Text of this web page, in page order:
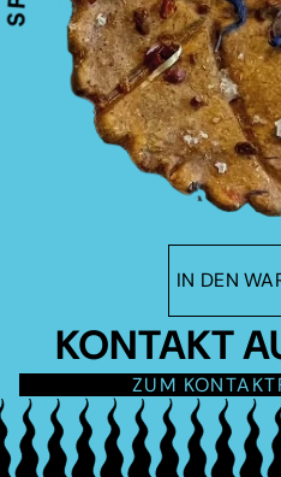
IN DEN
KONTAKT
ZUM